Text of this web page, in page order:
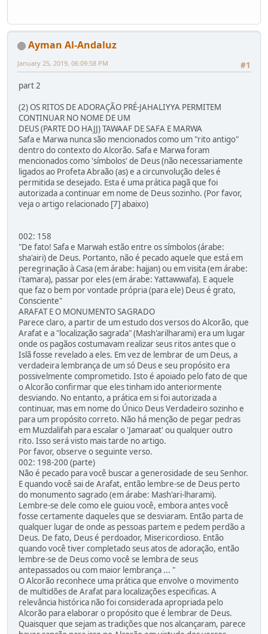
Ayman Al-Andaluz
#1
January 25, 2019, 06:09:58 PM
part 2
(2) OS RITOS DE ADORAÇÃO PRÉ-JAHALIYYA PERMITEM
CONTINUAR NO NOME DE UM
DEUS (PARTE DO HAJJ) TAWAAF DE SAFA E MARWA
Safa e Marwa nunca são mencionados como um "rito antigo"
dentro do contexto do Alcorão. Safa e Marwa foram
mencionados como 'símbolos' de Deus (não necessariamente
ligados ao Profeta Abraão (as) e a circunvolução deles é
permitida se desejado. Esta é uma prática pagã que foi
autorizada a continuar em nome de Deus sozinho. (Por favor,
veja o artigo relacionado [7] abaixo)
002: 158
"De fato! Safa e Marwah estão entre os símbolos (árabe:
sha'airi) de Deus. Portanto, não é pecado aquele que está em
peregrinação à Casa (em árabe: hajjan) ou em visita (em árabe:
i'tamara), passar por eles (em árabe: Yattawwafa). E aquele
que faz o bem por vontade própria (para ele) Deus é grato,
Consciente"
ARAFAT E O MONUMENTO SAGRADO
Parece claro, a partir de um estudo dos versos do Alcorão, que
Arafat e a "localização sagrada" (Mash'arilharami) era um lugar
onde os pagãos costumavam realizar seus ritos antes que o
Islã fosse revelado a eles. Em vez de lembrar de um Deus, a
verdadeira lembrança de um só Deus e seu propósito era
possivelmente comprometido. Isto é apoiado pelo fato de que
o Alcorão confirmar que eles tinham ido anteriormente
desviando. No entanto, a prática em si foi autorizada a
continuar, mas em nome do Único Deus Verdadeiro sozinho e
para um propósito correto. Não há menção de pegar pedras
em Muzdalifah para escalar o 'Jamaraat' ou qualquer outro
rito. Isso será visto mais tarde no artigo.
Por favor, observe o seguinte verso.
002: 198-200 (parte)
Não é pecado para você buscar a generosidade de seu Senhor.
E quando você sai de Arafat, então lembre-se de Deus perto
do monumento sagrado (em árabe: Mash'ari-lharami).
Lembre-se dele como ele guiou você, embora antes você
fosse certamente daqueles que se desviaram. Então parta de
qualquer lugar de onde as pessoas partem e pedem perdão a
Deus. De fato, Deus é perdoador, Misericordioso. Então
quando você tiver completado seus atos de adoração, então
lembre-se de Deus como você se lembra de seus
antepassados ou com maior lembrança ... "
O Alcorão reconhece uma prática que envolve o movimento
de multidões de Arafat para localizações especificas. A
relevância histórica não foi considerada apropriada pelo
Alcorão para elaborar o propósito que é lembrar de Deus.
Quaisquer que sejam as tradições que nos alcançaram, parece